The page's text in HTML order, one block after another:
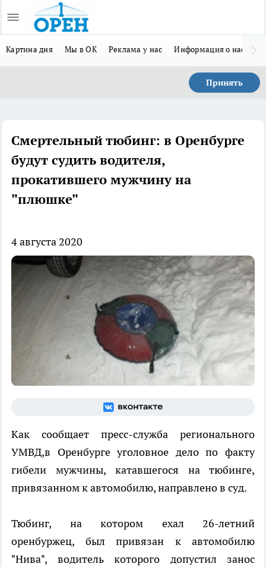
Картина дня Мы в ОК Реклама у нас Информация о нас
Принять
Смертельный тюбинг: в Оренбурге
будут судить водителя,
прокатившего мужчину на
"плюшке"
4 августа 2020
Как сообщает пресс-служба регионального
УМВД,в Оренбурге уголовное дело по факту
гибели мужчины, катавшегося на тюбинге,
привязанном к автомобилю, направлено в суд.
Тюбинг, на котором ехал 26-летний
оренбуржец, был привязан к автомобилю
"Нива", водитель которого допустил занос